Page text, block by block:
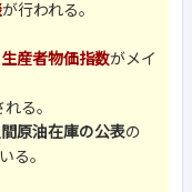
が行われる。
生産者物価指数がメイ
る。
原油在庫の公表の
る。